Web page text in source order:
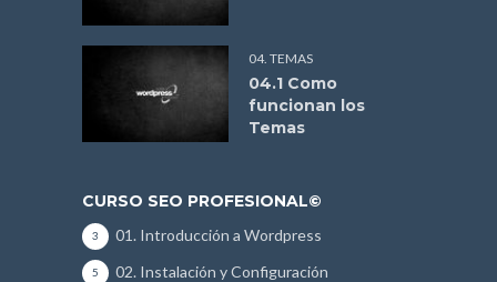
04. TEMAS
04.1 Como
funcionan los
Temas
CURSO SEO PROFESIONAL©
01. Introducción a Wordpress
3
02. Instalación y Configuración
5